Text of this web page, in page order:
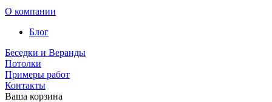
О компании
Блог
Беседки и Веранды
Потолки
Примеры работ
Контакты
Ваша корзина